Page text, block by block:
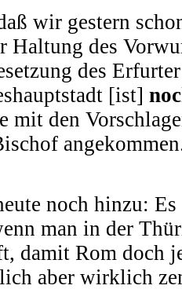
wir gestern
Haltung des
des
[ist]
mit den
noch hinzu:
man in der
damit Rom doch
aber wirklich